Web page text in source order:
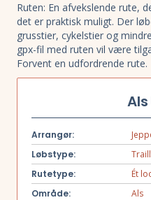
Ruten: En afvekslende rute,
det er praktisk muligt. Der
grusstier, cykelstier og
gpx-fil med ruten vil være
Forvent en udfordrende rute.
Arrangør:
Løbstype:
Rutetype:
Ét
Område:
Als